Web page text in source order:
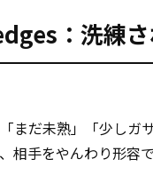
：洗練さ
まだ未熟」「少しガサ
相手をやんわり形容で